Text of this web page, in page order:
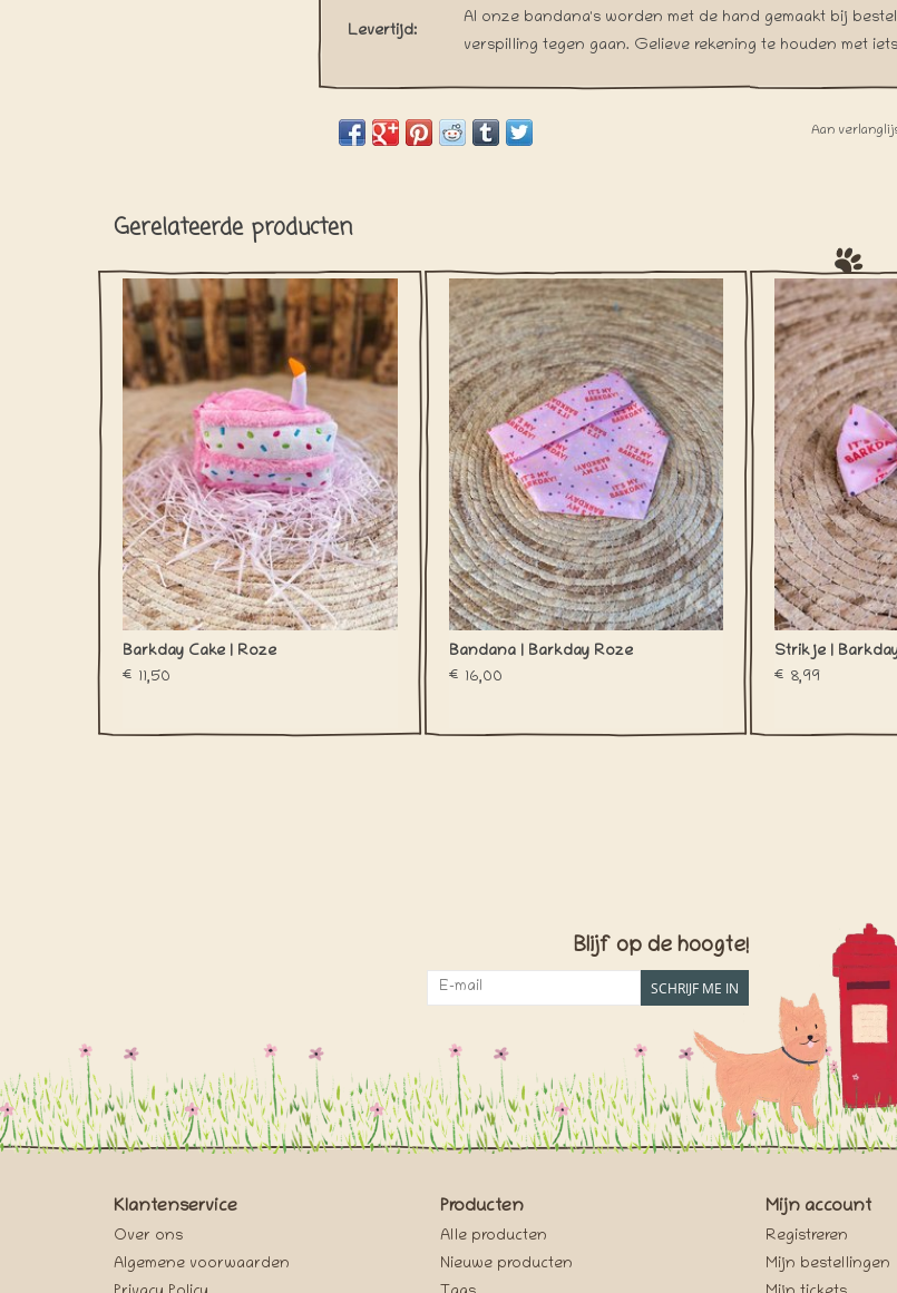
Levertijd:
Al onze bandana's worden met de hand gemaakt bij
verspilling tegen gaan. Gelieve rekening te houden met
Aan
Gerelateerde producten
PAWTY TIME! Geen feestje compleet
zonder een lekkere taart. En wat is er nu
beter dan een taart die nooit slecht wordt?
TOEVOEGEN AAN WINKELWAGEN
Barkday Cake | Roze
€11,50
It's My Barkday!!! Vier jouw hond zijn
verjaardag of gotchaday met deze te
gekke bandana!
TOEVOEGEN AAN WINKELWAGEN
Bandana | Barkday Roze
€16,00
It's My
verjaardag of
TOEVOEGEN
Strikje |
€8,99
Blijf op de hoogte!
SCHRIJF ME IN
Klantenservice
Over ons
Algemene voorwaarden
Producten
Alle producten
Nieuwe producten
Mijn account
Registreren
Mijn bestellingen